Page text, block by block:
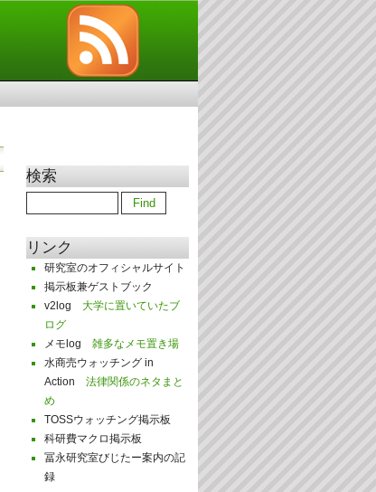
検索
リンク
研究室のオフィシャルサイト
掲示板兼ゲストブック
v2log 大学に置いていたブ
ログ
メモlog 雑多なメモ置き場
水商売ウォッチング in
Action 法律関係のネタまと
め
TOSSウォッチング掲示板
科研費マクロ掲示板
冨永研究室びじたー案内の記
録